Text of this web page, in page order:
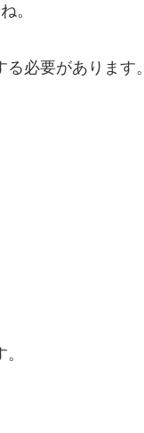
。
必要があります。